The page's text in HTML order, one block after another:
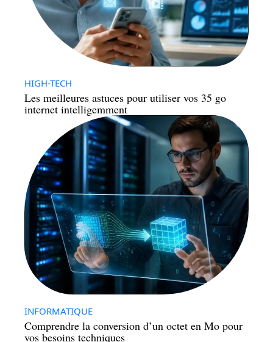
HIGH-TECH
Les meilleures astuces pour utiliser vos 35 go
internet intelligemment
INFORMATIQUE
Comprendre la conversion d’un octet en Mo pour
vos besoins techniques